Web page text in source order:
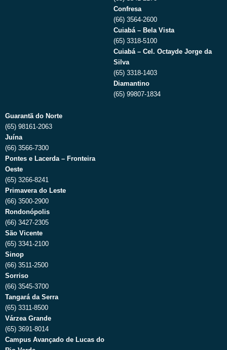
Confresa
(66) 3564-2600
Cuiabá – Bela Vista
(65) 3318-5100
Cuiabá – Cel. Octayde Jorge da
Silva
(65) 3318-1403
Diamantino
(65) 99807-1834
Guarantã do Norte
(65) 98161-2063
Juína
(66) 3566-7300
Pontes e Lacerda – Fronteira
Oeste
(65) 3266-8241
Primavera do Leste
(66) 3500-2900
Rondonópolis
(66) 3427-2305
São Vicente
(65) 3341-2100
Sinop
(66) 3511-2500
Sorriso
(66) 3545-3700
Tangará da Serra
(65) 3311-8500
Várzea Grande
(65) 3691-8014
Campus Avançado de Lucas do